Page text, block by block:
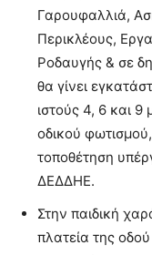
Γαρουφαλλιά,
Περικλέους,
Ροδαυγής & σε
θα γίνει
ιστούς 4, 6 και 9
οδικού
τοποθέτηση
ΔΕΔΔΗΕ.
Στην παιδική
πλατεία της